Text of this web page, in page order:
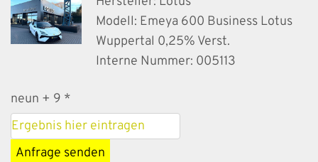
Modell: Emeya 600 Business Lotus
Wuppertal 0,25% Verst.
Interne Nummer: 005113
neun + 9 *
Anfrage senden